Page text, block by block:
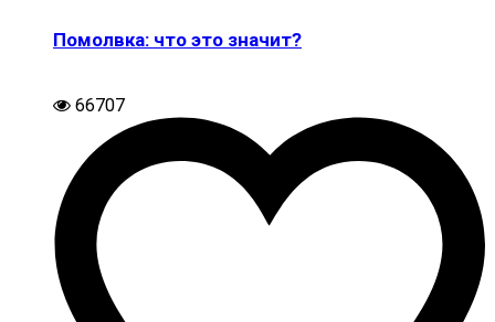
Помолвка: что это значит?
66707